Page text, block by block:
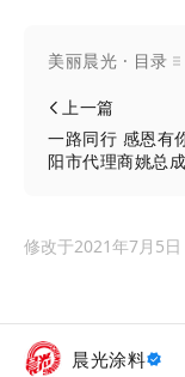
美丽晨光 · 目录
上一篇
一路同行 感恩有
阳市代理商姚总
修改于2021年7月5日
晨光涂料